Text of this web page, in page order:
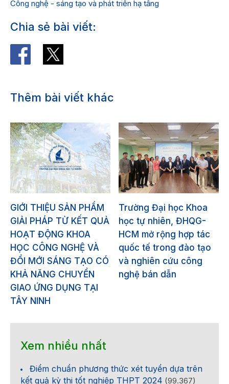
Công nghệ - sáng tạo và phát triển hạ tầng
Chia sẻ bài viết:
Thêm bài viết khác
GIỚI THIỆU SẢN PHẨM
GIẢI PHÁP TỪ KẾT QUẢ
HOẠT ĐỘNG KHOA
HỌC CÔNG NGHỆ VÀ
ĐỔI MỚI SÁNG TẠO CÓ
KHẢ NĂNG CHUYỂN
GIAO ỨNG DỤNG TẠI
TÂY NINH
Trường Đại học Khoa
học tự nhiên, ĐHQG-
HCM mở rộng hợp tác
quốc tế trong đào tạo
và nghiên cứu công
nghệ bán dẫn
Xem nhiều nhất
Điểm chuẩn phương thức xét tuyển dựa trên
kết quả kỳ thi tốt nghiệp THPT 2024 (99.367)